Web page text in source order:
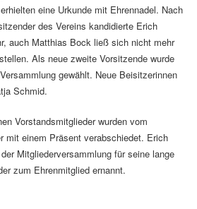
eine Urkunde mit Ehrennadel. Nach
des Vereins kandidierte Erich
auch Matthias Bock ließ sich nicht mehr
Als neue zweite Vorsitzende wurde
gewählt. Neue Beisitzerinnen
Schmid.
Vorstandsmitglieder wurden vom
mit einem Präsent verabschiedet. Erich
Mitgliederversammlung für seine lange
zum Ehrenmitglied ernannt.